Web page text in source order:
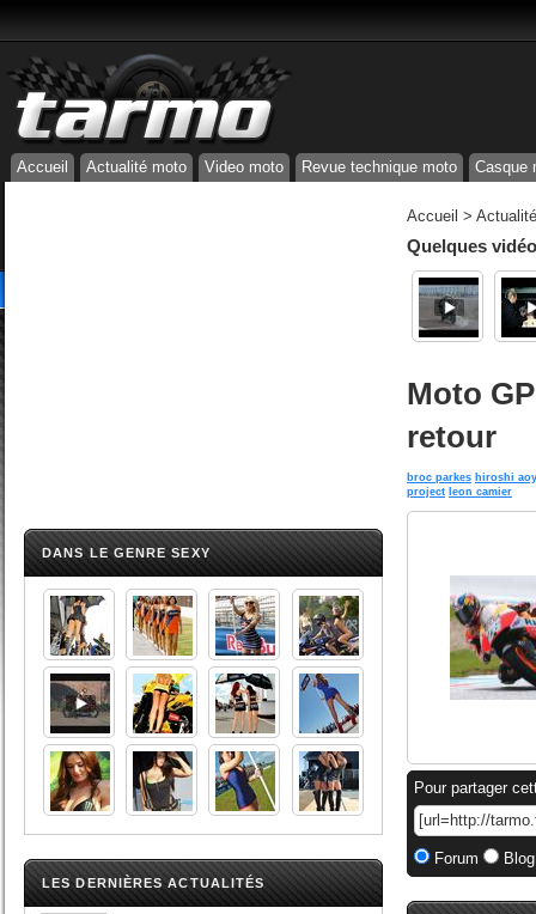
Accueil Actualité moto Video moto Revue technique moto Casque
DANS LE GENRE SEXY
LES DERNIÈRES ACTUALITÉS
Accueil >
Quelques
Moto
retour
broc parkes hiroshi
project leon camier
Pour partager
Forum